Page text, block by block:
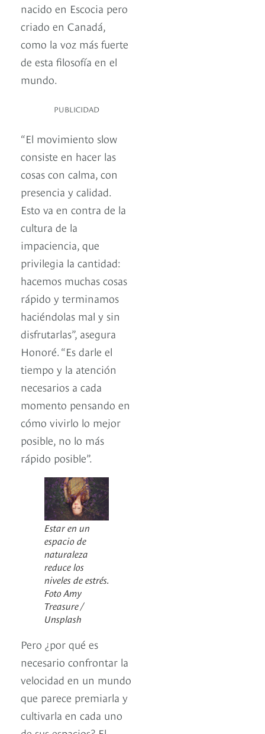
nacido en Escocia pero
criado en Canadá,
como la voz más fuerte
de esta filosofía en el
mundo.
PUBLICIDAD
“El movimiento slow
consiste en hacer las
cosas con calma, con
presencia y calidad.
Esto va en contra de la
cultura de la
impaciencia, que
privilegia la cantidad:
hacemos muchas cosas
rápido y terminamos
haciéndolas mal y sin
disfrutarlas”, asegura
Honoré. “Es darle el
tiempo y la atención
necesarios a cada
momento pensando en
cómo vivirlo lo mejor
posible, no lo más
rápido posible”.
Estar en un
espacio de
naturaleza
reduce los
niveles de estrés.
Foto Amy
Treasure /
Unsplash
Pero ¿por qué es
necesario confrontar la
velocidad en un mundo
que parece premiarla y
cultivarla en cada uno